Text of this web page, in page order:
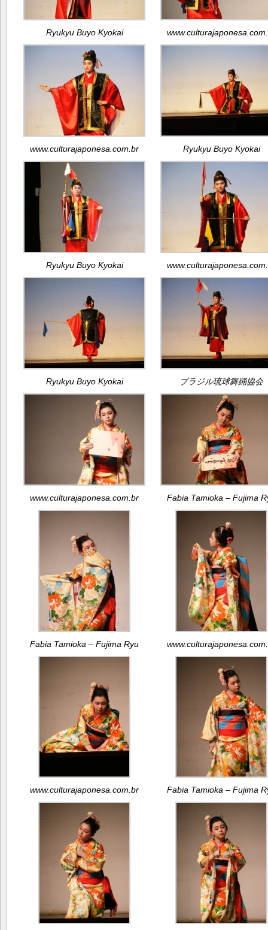
Ryukyu Buyo Kyokai
www.culturajaponesa.com.br Ryukyu Buyo Kyokai
Ryukyu Buyo Kyokai
Ryukyu Buyo Kyokai ブラジル琉球舞踊協会
www.culturajaponesa.com.br Fabia Tamioka – Fujima
Fabia Tamioka – Fujima Ryu
www.culturajaponesa.com.br Fabia Tamioka – Fujima